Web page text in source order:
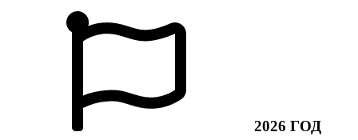
2026 ГОД